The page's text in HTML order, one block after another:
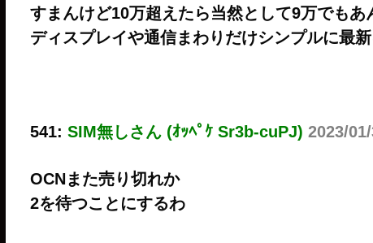
すまんけど10万超えたら当然として9万でも
ディスプレイや通信まわりだけシンプルに最
541: SIM無しさん (ｵｯﾍﾟｹ Sr3b-cuPJ) 2023/
OCNまた売り切れか
2を待つことにするわ